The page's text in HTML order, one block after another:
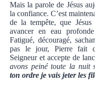
Mais la parole de Jésus
la confiance. C’est
de la tempête, que
avancer en eau
Fatigué, découragé,
pas le jour, Pierre fait
Seigneur et accepte de
avons peiné toute la nuit
ton ordre je vais jeter les